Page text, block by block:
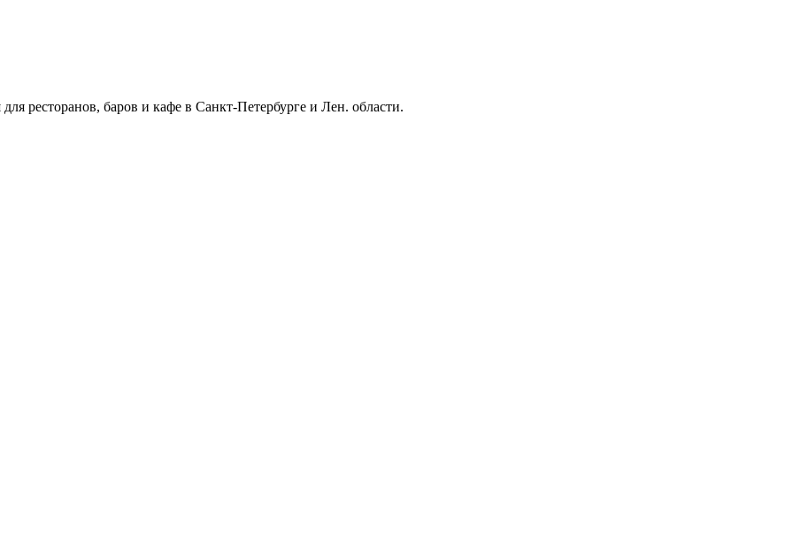
ресторанов, баров и кафе в Санкт-Петербурге и Лен. области.